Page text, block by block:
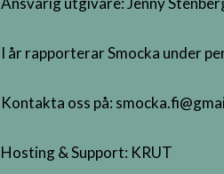
I år rapporterar Smocka under
Kontakta oss på:
Hosting & Support: KRUT